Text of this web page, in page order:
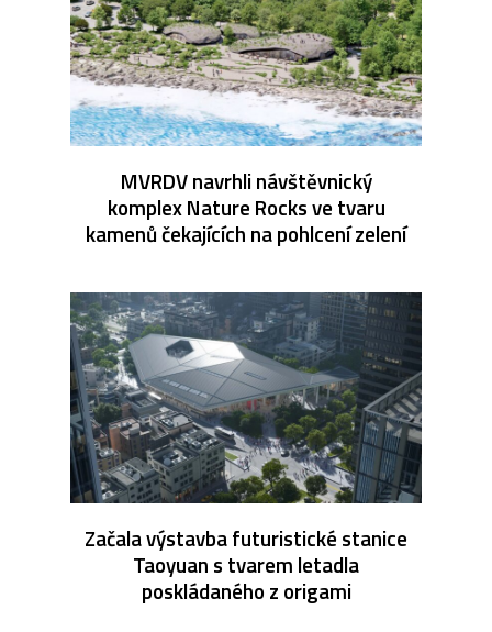
MVRDV navrhli návštěvnický
komplex Nature Rocks ve tvaru
kamenů čekajících na pohlcení zelení
Začala výstavba futuristické stanice
Taoyuan s tvarem letadla
poskládaného z origami